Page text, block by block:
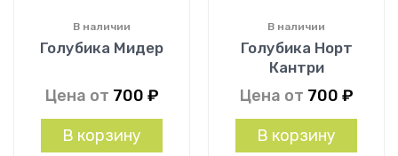
Голубика Мидер
В наличии
Цена от 700 ₽
В корзину
Голубика Норт
Кантри
В наличии
Цена от 700 ₽
В корзину